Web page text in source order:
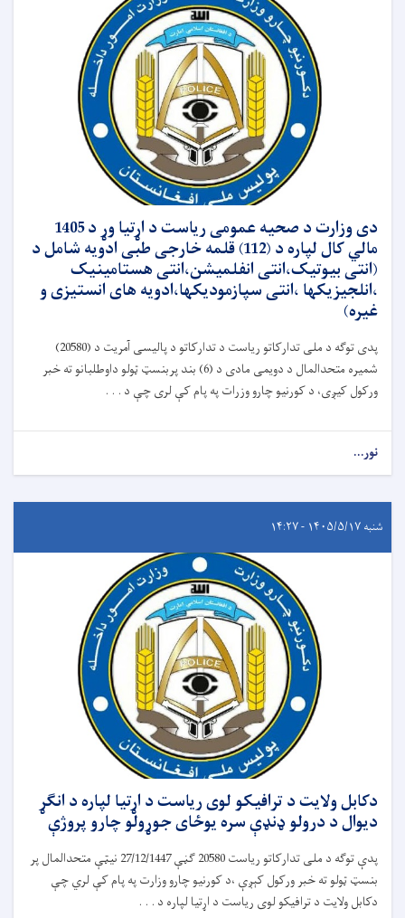
دی وزارت د صحیه عمومی ریاست د اړتیا وړ د 1405
مالي کال لپاره د (112) قلمه خارجی طبی ادویه شامل د
(انتی بیوتیک،انتی انفلمیشن،انتی هستامینیک
،انلجیزیکها ،انتی سپازمودیکها،ادویه های انستیزی و
غیره)
پدی توګه د ملی تدارکاتو ریاست د تدارکاتو د پالیسی آمریت د (20580)
شمیره متحدالمال د دویمی مادی د (6) بند پربنسټ ټولو داوطلبانو ته خبر
ورکول کیږی، د کورنیو چارو وزرات په پام کې لری چې د . . .
نور...
شنبه ۱۴۰۵/۵/۱۷ - ۱۴:۲۷
دکابل ولایت د ترافیکو لوی ریاست د اړتیا لپاره د انګړ
دیوال د درولو ډنډې سره یوځای جوړولو چارو پروژې
پدې توګه د ملی تدارکاتو ریاست 20580 ګڼې 27/12/1447 نیټې متحدالمال پر
بنسټ ټولو ته خبر ورکول کېږې ،د کورنیو چارو وزارت په پام کې لري چې
دکابل ولایت د ترافیکو لوی ریاست د اړتیا لپاره د . . .